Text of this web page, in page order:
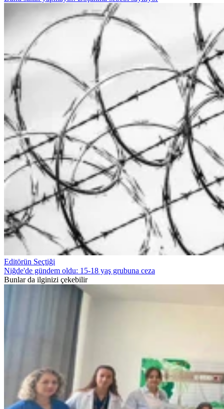
Editörün Seçtiği
Niğde'de gündem oldu: 15-18 yaş grubuna ceza
Bunlar da ilginizi çekebilir